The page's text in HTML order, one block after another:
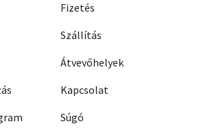
Fizetés
Szállítás
Átvevőhelyek
Kapcsolat
Súgó